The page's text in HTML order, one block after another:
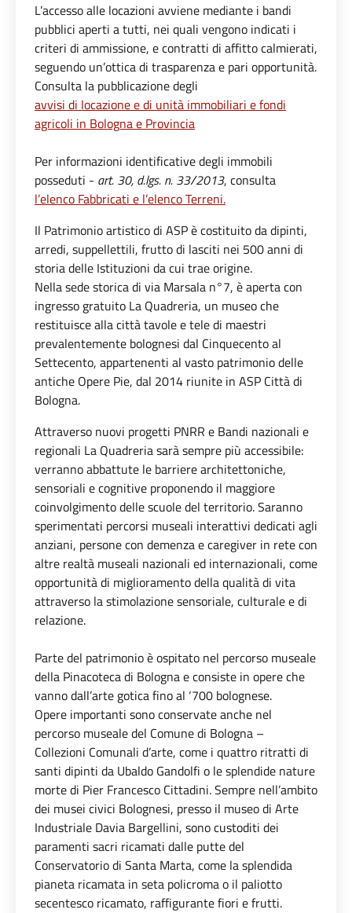
L’accesso alle locazioni avviene mediante i bandi
pubblici aperti a tutti, nei quali vengono indicati i
criteri di ammissione, e contratti di affitto calmierati,
seguendo un’ottica di trasparenza e pari opportunità.
Consulta la pubblicazione degli
avvisi di locazione e di unità immobiliari e fondi
agricoli in Bologna e Provincia
Per informazioni identificative degli immobili
posseduti - art. 30, d.lgs. n. 33/2013, consulta
l’elenco Fabbricati e l’elenco Terreni.
Il Patrimonio artistico di ASP è costituito da dipinti,
arredi, suppellettili, frutto di lasciti nei 500 anni di
storia delle Istituzioni da cui trae origine.
Nella sede storica di via Marsala n°7, è aperta con
ingresso gratuito La Quadreria, un museo che
restituisce alla città tavole e tele di maestri
prevalentemente bolognesi dal Cinquecento al
Settecento, appartenenti al vasto patrimonio delle
antiche Opere Pie, dal 2014 riunite in ASP Città di
Bologna.
Attraverso nuovi progetti PNRR e Bandi nazionali e
regionali La Quadreria sarà sempre più accessibile:
verranno abbattute le barriere architettoniche,
sensoriali e cognitive proponendo il maggiore
coinvolgimento delle scuole del territorio. Saranno
sperimentati percorsi museali interattivi dedicati agli
anziani, persone con demenza e caregiver in rete con
altre realtà museali nazionali ed internazionali, come
opportunità di miglioramento della qualità di vita
attraverso la stimolazione sensoriale, culturale e di
relazione.
Parte del patrimonio è ospitato nel percorso museale
della Pinacoteca di Bologna e consiste in opere che
vanno dall’arte gotica fino al ‘700 bolognese.
Opere importanti sono conservate anche nel
percorso museale del Comune di Bologna –
Collezioni Comunali d’arte, come i quattro ritratti di
santi dipinti da Ubaldo Gandolfi o le splendide nature
morte di Pier Francesco Cittadini. Sempre nell’ambito
dei musei civici Bolognesi, presso il museo di Arte
Industriale Davia Bargellini, sono custoditi dei
paramenti sacri ricamati dalle putte del
Conservatorio di Santa Marta, come la splendida
pianeta ricamata in seta policroma o il paliotto
secentesco ricamato, raffigurante fiori e frutti.